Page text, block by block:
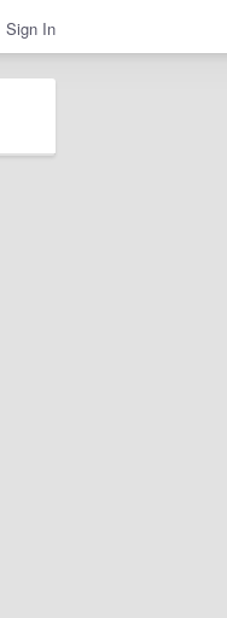
Sign In